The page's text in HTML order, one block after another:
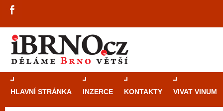
HLAVNÍ STRÁNKA INZERCE KONTAKTY VIVAT VINUM